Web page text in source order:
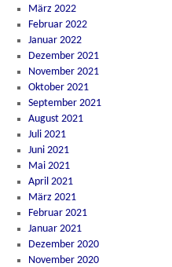
März 2022
Februar 2022
Januar 2022
Dezember 2021
November 2021
Oktober 2021
September 2021
August 2021
Juli 2021
Juni 2021
Mai 2021
April 2021
März 2021
Februar 2021
Januar 2021
Dezember 2020
November 2020